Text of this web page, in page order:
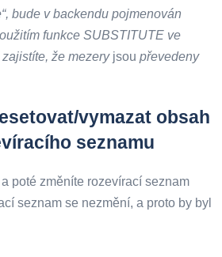
bude v backendu pojmenován
funkce SUBSTITUTE ve
že mezery jsou převedeny
vymazat obsah
seznamu
poté změníte rozevírací seznam
seznam se nezmění, a proto by byl